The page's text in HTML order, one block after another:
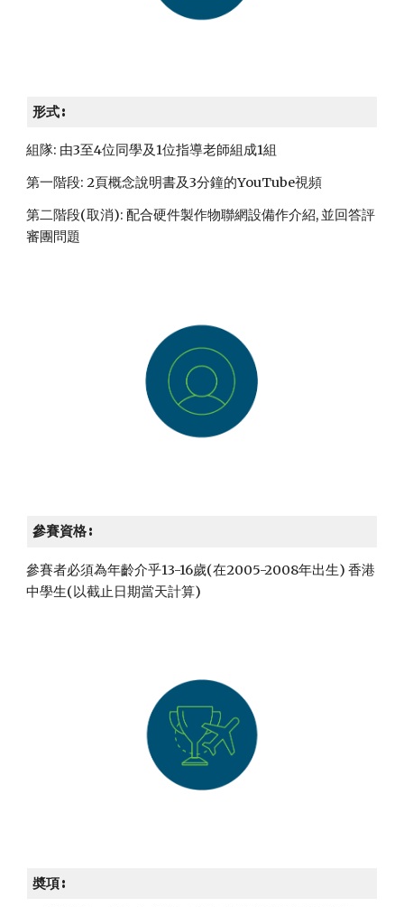
形式:
組隊: 由3至4位同學及1位指導老師組成1組
第一階段: 2頁概念說明書及3分鐘的YouTube視頻
第二階段(取消): 配合硬件製作物聯網設備作介紹, 並回答評
審團問題
參賽資格:
參賽者必須為年齡介乎13-16歲(在2005-2008年出生) 香港
中學生(以截止日期當天計算)
奬項: